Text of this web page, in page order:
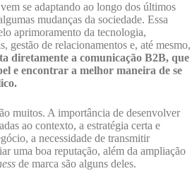
se adaptando ao longo dos últimos
mudanças da sociedade. Essa
aprimoramento da tecnologia,
gestão de relacionamentos e, até mesmo,
diretamente a comunicação B2B, que
e encontrar a melhor maneira de se
muitos. A importância de desenvolver
ao contexto, a estratégia certa e
a necessidade de transmitir
uma boa reputação, além da ampliação
de marca são alguns deles.